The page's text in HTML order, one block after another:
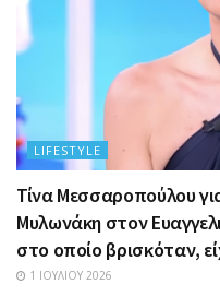
LIFESTYLE
Τίνα Μεσσαροπούλου
Μυλωνάκη στον
στο οποίο βρισκόταν,
1 ΙΟΥΛΊΟΥ 2026